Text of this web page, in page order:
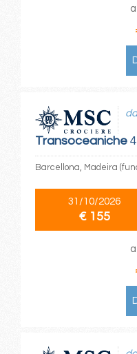
Transoceaniche4
Barcellona, Madeira
31/10/2026
€ 155